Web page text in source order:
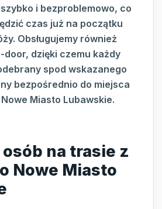
i bezproblemowo, co
czas już na początku
Obsługujemy również
dzięki czemu każdy
spod wskazanego
bezpośrednio do miejsca
Miasto Lubawskie.
na trasie z
Nowe Miasto